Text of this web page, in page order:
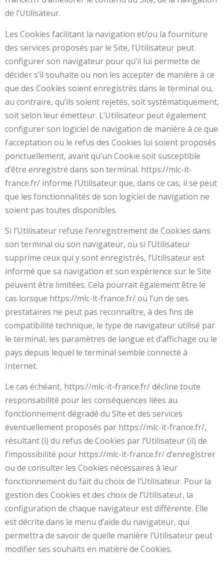
de l’Utilisateur.
Les Cookies facilitant la navigation et/ou la fourniture
des services proposés par le Site, l’Utilisateur peut
configurer son navigateur pour qu’il lui permette de
décider s’il souhaite ou non les accepter de manière à ce
que des Cookies soient enregistrés dans le terminal ou,
au contraire, qu’ils soient rejetés, soit systématiquement,
soit selon leur émetteur. L’Utilisateur peut également
configurer son logiciel de navigation de manière à ce que
l’acceptation ou le refus des Cookies lui soient proposés
ponctuellement, avant qu’un Cookie soit susceptible
d’être enregistré dans son terminal. https://mlc-it-
france.fr/ informe l’Utilisateur que, dans ce cas, il se peut
que les fonctionnalités de son logiciel de navigation ne
soient pas toutes disponibles.
Si l’Utilisateur refuse l’enregistrement de Cookies dans
son terminal ou son navigateur, ou si l’Utilisateur
supprime ceux qui y sont enregistrés, l’Utilisateur est
informé que sa navigation et son expérience sur le Site
peuvent être limitées. Cela pourrait également être le
cas lorsque https://mlc-it-france.fr/ ou l’un de ses
prestataires ne peut pas reconnaître, à des fins de
compatibilité technique, le type de navigateur utilisé par
le terminal, les paramètres de langue et d’affichage ou le
pays depuis lequel le terminal semble connecté à
Internet.
Le cas échéant, https://mlc-it-france.fr/ décline toute
responsabilité pour les conséquences liées au
fonctionnement dégradé du Site et des services
éventuellement proposés par https://mlc-it-france.fr/,
résultant (i) du refus de Cookies par l’Utilisateur (ii) de
l’impossibilité pour https://mlc-it-france.fr/ d’enregistrer
ou de consulter les Cookies nécessaires à leur
fonctionnement du fait du choix de l’Utilisateur. Pour la
gestion des Cookies et des choix de l’Utilisateur, la
configuration de chaque navigateur est différente. Elle
est décrite dans le menu d’aide du navigateur, qui
permettra de savoir de quelle manière l’Utilisateur peut
modifier ses souhaits en matière de Cookies.